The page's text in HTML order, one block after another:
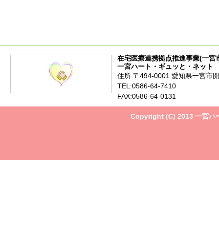
在宅医療連携拠点推進事業(一宮
一宮ハート・ギュッと・ネット
住所:〒494-0001 愛知県一宮市
TEL:0586-64-7410
FAX:0586-64-0131
Copyright (C) 2013 一宮ハ